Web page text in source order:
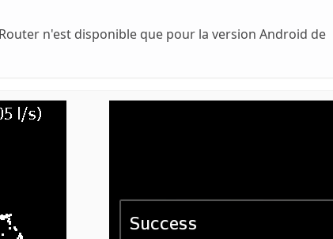
n'est disponible que pour la version Android de